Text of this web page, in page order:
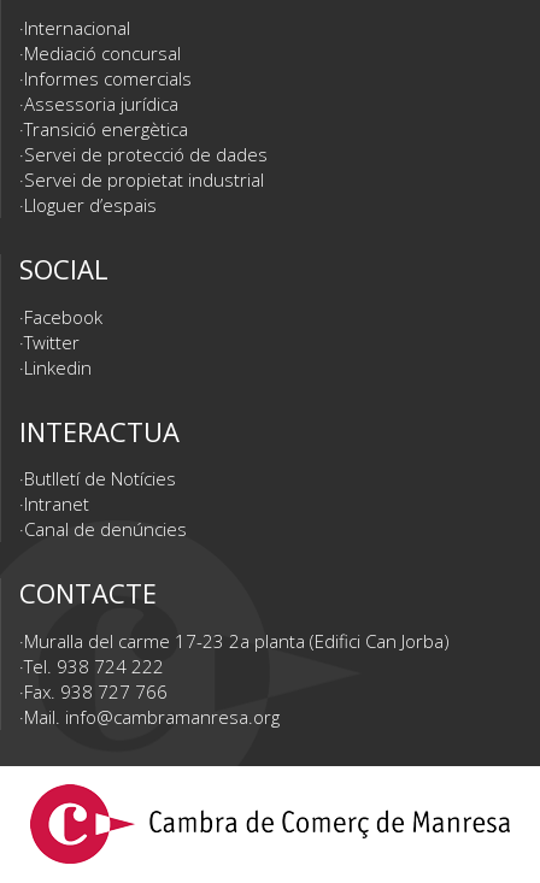
Internacional
Mediació concursal
Informes comercials
Assessoria jurídica
Transició energètica
Servei de protecció de dades
Servei de propietat industrial
Lloguer d’espais
SOCIAL
Facebook
Twitter
Linkedin
INTERACTUA
Butlletí de Notícies
Intranet
Canal de denúncies
CONTACTE
Muralla del carme 17-23 2a planta (Edifici Can Jorba)
Tel. 938 724 222
Fax. 938 727 766
Mail. info@cambramanresa.org